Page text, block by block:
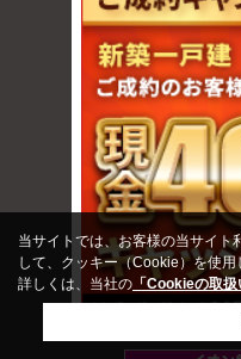
当サイトでは、お客様の当サイト
して、クッキー（Cookie）を使用
詳しくは、当社の 「Cookieの取